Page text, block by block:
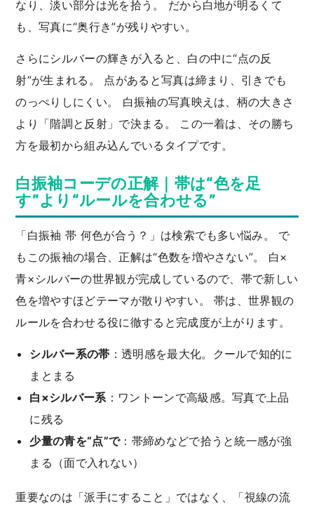
なり、淡い部分は光を拾う。 だから白地が明るくて
も、写真に“奥行き”が残りやすい。
さらにシルバーの輝きが入ると、白の中に“点の反
射”が生まれる。 点があると写真は締まり、引きでも
のっぺりしにくい。 白振袖の写真映えは、柄の大きさ
より「階調と反射」で決まる。 この一着は、その勝ち
方を最初から組み込んでいるタイプです。
白振袖コーデの正解｜帯は“色を足
す”より“ルールを合わせる”
「白振袖 帯 何色が合う？」は検索でも多い悩み。 で
もこの振袖の場合、正解は“色数を増やさない”。 白×
青×シルバーの世界観が完成しているので、帯で新しい
色を増やすほどテーマが散りやすい。 帯は、世界観の
ルールを合わせる役に徹すると完成度が上がります。
シルバー系の帯 ：透明感を最大化。クールで知的に
まとまる
白×シルバー系：ワントーンで高級感。写真で上品
に残る
少量の青を“点”で：帯締めなどで拾うと統一感が強
まる（面で入れない）
重要なのは「派手にすること」ではなく、「視線の流